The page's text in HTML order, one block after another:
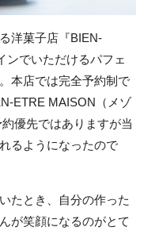
洋菓子店『BIEN-
ンでいただけるパフェ
本店では完全予約制で
ETRE MAISON（メゾ
優先ではありますが当
るようになったので
たとき、自分の作った
が笑顔になるのがとて